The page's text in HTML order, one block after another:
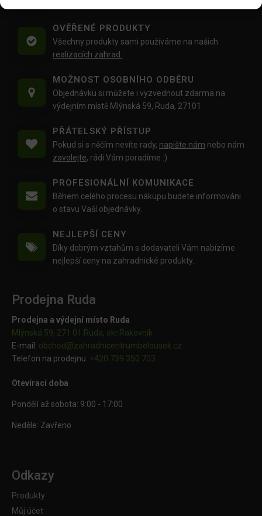
OVĚŘENÉ PRODUKTY
Všechny produkty sami používáme na našich
realizacích zahrad.
MOŽNOST OSOBNÍHO ODBĚRU
Objednávku si můžete i vyzvednout zdarma na
výdejním místě Mlýnská 59, Ruda, 27101
PŘÁTELSKÝ PŘÍSTUP
Pokud si s něčím nevíte rady, napište nám nebo nám
zavolejte, rádi Vám poradíme :)
PROFESIONÁLNÍ KOMUNIKACE
Během celého procesu nákupu budete informováni
o stavu Vaší objednávky.
NEJLEPŠÍ CENY
Díky dobrým vztahům s dodavateli Vám nabízíme
nejlepší ceny na zahradnické produkty.
Prodejna Ruda
Prodejna a výdejní místo Ruda
Mlýnská 59, 271 01 Ruda, okr.Rakovník
E-mail: obchod@zahradnicentrumbelousek.cz
Telefon na prodejnu: +420 739 350 703
Otevírací doba
Pondělí až sobota: 9:00 - 17:00
Neděle: Zavřeno
Odkazy
Produkty
Můj účet